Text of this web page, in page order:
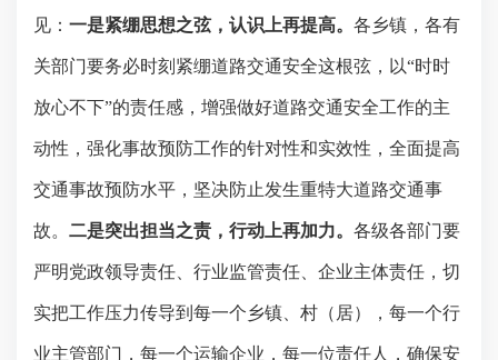
见： 一是紧绷思想之弦，认识上再提高。 各乡镇，各有
关部门要务必时刻紧绷道路交通安全这根弦，以“时时
放心不下”的责任感，增强做好道路交通安全工作的主
动性，强化事故预防工作的针对性和实效性，全面提高
交通事故预防水平，坚决防止发生重特大道路交通事
故。 二是突出担当之责，行动上再加力。 各级各部门要
严明党政领导责任、行业监管责任、企业主体责任，切
实把工作压力传导到每一个乡镇、村（居），每一个行
业主管部门，每一个运输企业，每一位责任人，确保安